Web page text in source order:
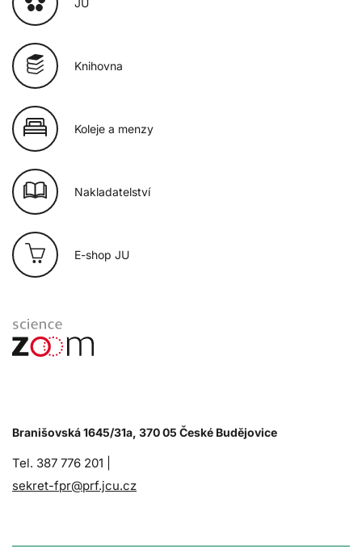
Knihovna
Koleje a menzy
Nakladatelství
E-shop JU
Branišovská 1645/31a, 370 05 České Budějovice
Tel. 387 776 201 |
sekret-fpr@prf.jcu.cz